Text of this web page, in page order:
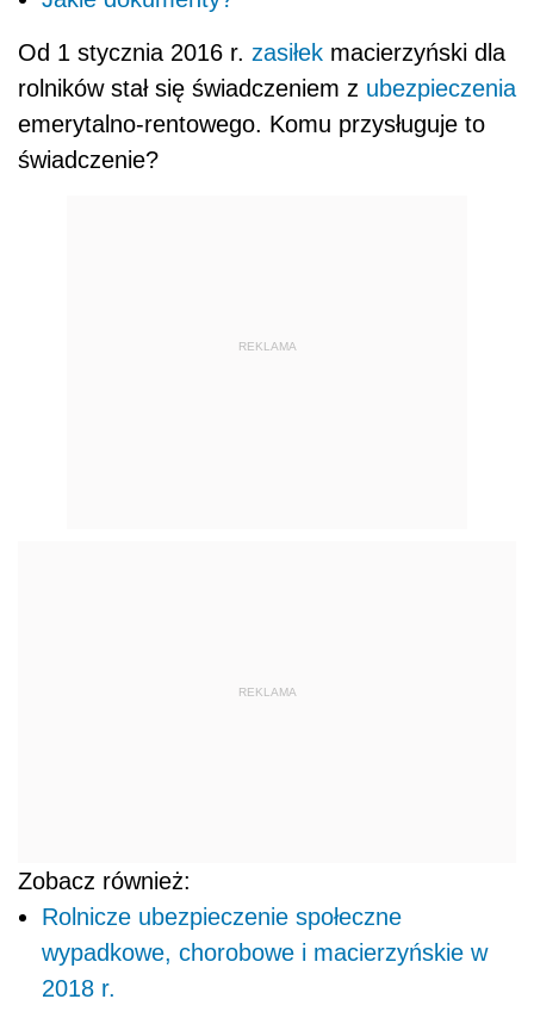
Od 1 stycznia 2016 r. zasiłek macierzyński dla
rolników stał się świadczeniem z ubezpieczenia
emerytalno-rentowego. Komu przysługuje to
świadczenie?
REKLAMA
REKLAMA
Zobacz również:
Rolnicze ubezpieczenie społeczne
wypadkowe, chorobowe i macierzyńskie w
2018 r.